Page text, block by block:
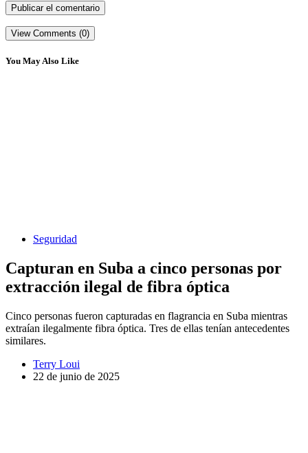
View Comments (0)
You May Also Like
Seguridad
Capturan en Suba a cinco personas por
extracción ilegal de fibra óptica
Cinco personas fueron capturadas en flagrancia en Suba mientras
extraían ilegalmente fibra óptica. Tres de ellas tenían antecedentes
similares.
Terry Loui
22 de junio de 2025